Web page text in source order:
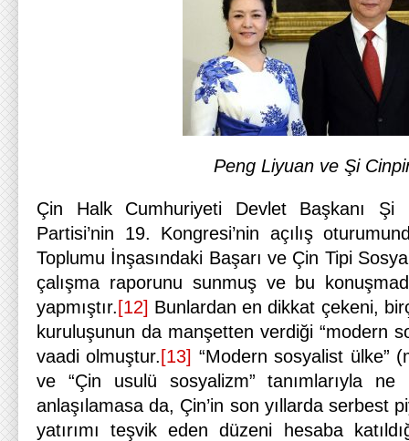
Peng Liyuan ve Şi
Çin Halk Cumhuriyeti Devlet Başkanı Şi
Partisi’nin 19. Kongresi’nin açılış
Toplumu İnşasındaki Başarı ve Çin Tipi
çalışma raporunu sunmuş ve bu
yapmıştır. [12] Bunlardan en dikkat çekeni,
kuruluşunun da manşetten verdiği “modern
vaadi olmuştur. [13] “Modern sosyalist ülke”
ve “Çin usulü sosyalizm” tanımlarıyla
anlaşılamasa da, Çin’in son yıllarda serbest
yatırımı teşvik eden düzeni hesaba